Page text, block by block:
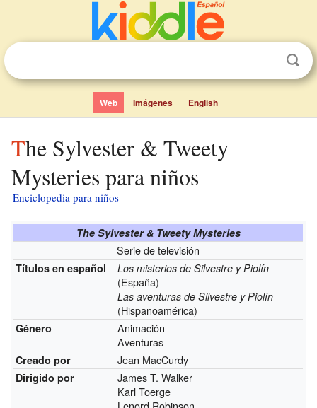
Web Imágenes English
The Sylvester & Tweety
Mysteries para niños
Enciclopedia para niños
The Sylvester & Tweety Mysteries
Serie de televisión
Títulos en español Los misterios de Silvestre y Piolín
(España)
Las aventuras de Silvestre y Piolín
(Hispanoamérica)
Género
Animación
Aventuras
Creado por Jean MacCurdy
Dirigido por
James T. Walker
Karl Toerge